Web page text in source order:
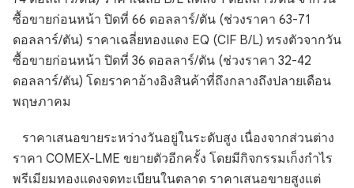
ซื้อขายก่อนหน้า ปิดที่ 66 ดอลลาร์/ตัน (ช่วงราคา 63-71
ดอลลาร์/ตัน) ราคาเฉลี่ยทองแดง EQ (CIF B/L) ทรงตัวจากวัน
ซื้อขายก่อนหน้า ปิดที่ 36 ดอลลาร์/ตัน (ช่วงราคา 32-42
ดอลลาร์/ตัน) โดยราคาอ้างอิงสินค้าที่ถึงกลางถึงปลายเดือน
พฤษภาคม
ราคาเสนอขายระหว่างวันอยู่ในระดับสูง เนื่องจากส่วนต่าง
ราคา COMEX-LME ขยายตัวอีกครั้ง โดยมีกิจกรรมเก็งกำไร
พรีเมียมทองแดงจดทะเบียนในตลาด ราคาเสนอขายสูงแต่